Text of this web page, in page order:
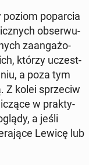
poziom po­par­cia
ob­ser­wu­
za­an­ga­żo­
którzy uczest­
a poza tym
Z kolei sprze­ciw
w prak­ty­
a jeśli
Lewicę lub